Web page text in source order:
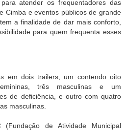
atender os frequentadores das
Cimba e eventos públicos de grande
a finalidade de dar mais conforto,
para quem frequenta esses
em dois trailers, um contendo oito
três masculinas e um
de deficiência, e outro com quatro
masculinas.
de Atividade Municipal